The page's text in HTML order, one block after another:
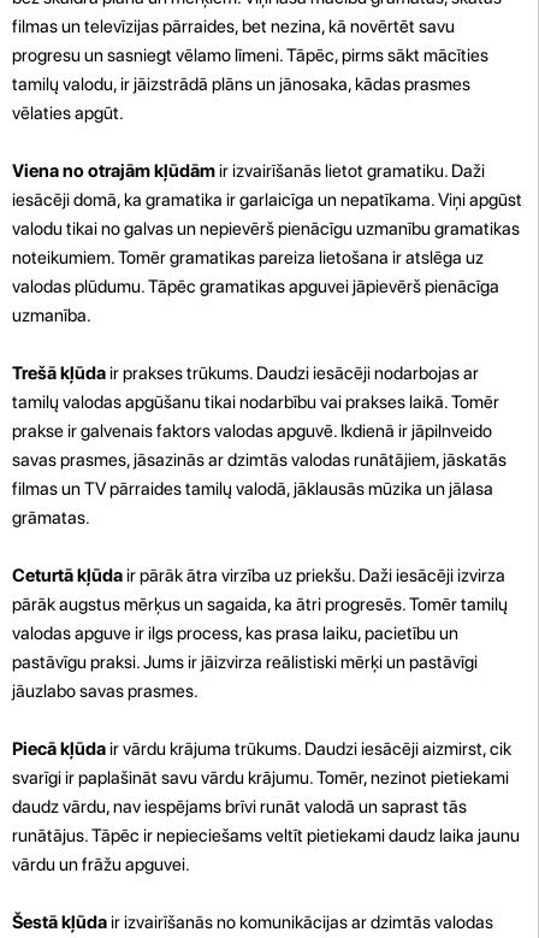
filmas un televīzijas pārraides, bet nezina, kā novērtēt savu
progresu un sasniegt vēlamo līmeni. Tāpēc, pirms sākt mācīties
tamilų valodu, ir jāizstrādā plāns un jānosaka, kādas prasmes
vēlaties apgūt.
Viena no otrajām kļūdāmir izvairīšanās lietot gramatiku. Daži
iesācēji domā, ka gramatika ir garlaicīga un nepatīkama. Viņi apgūst
valodu tikai no galvas un nepievērš pienācīgu uzmanību gramatikas
noteikumiem. Tomēr gramatikas pareiza lietošana ir atslēga uz
valodas plūdumu. Tāpēc gramatikas apguvei jāpievērš pienācīga
uzmanība.
Trešā kļūdair prakses trūkums. Daudzi iesācēji nodarbojas ar
tamilų valodas apgūšanu tikai nodarbību vai prakses laikā. Tomēr
prakse ir galvenais faktors valodas apguvē. Ikdienā ir jāpilnveido
savas prasmes, jāsazinās ar dzimtās valodas runātājiem, jāskatās
filmas un TV pārraides tamilų valodā, jāklausās mūzika un jālasa
grāmatas.
Ceturtā kļūdair pārāk ātra virzība uz priekšu. Daži iesācēji izvirza
pārāk augstus mērķus un sagaida, ka ātri progresēs. Tomēr tamilų
valodas apguve ir ilgs process, kas prasa laiku, pacietību un
pastāvīgu praksi. Jums ir jāizvirza reālistiski mērķi un pastāvīgi
jāuzlabo savas prasmes.
Piecā kļūdair vārdu krājuma trūkums. Daudzi iesācēji aizmirst, cik
svarīgi ir paplašināt savu vārdu krājumu. Tomēr, nezinot pietiekami
daudz vārdu, nav iespējams brīvi runāt valodā un saprast tās
runātājus. Tāpēc ir nepieciešams veltīt pietiekami daudz laika jaunu
vārdu un frāžu apguvei.
Šestā kļūdair izvairīšanās no komunikācijas ar dzimtās valodas